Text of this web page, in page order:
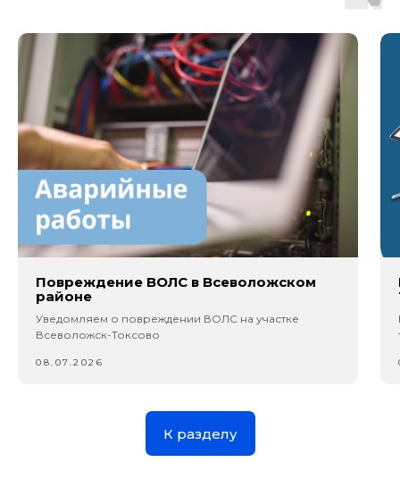
Повреждение ВОЛС в Всеволожском
районе
Уведомляем о повреждении ВОЛС на участке
Всеволожск-Токсово
08.07.2026
К разделу